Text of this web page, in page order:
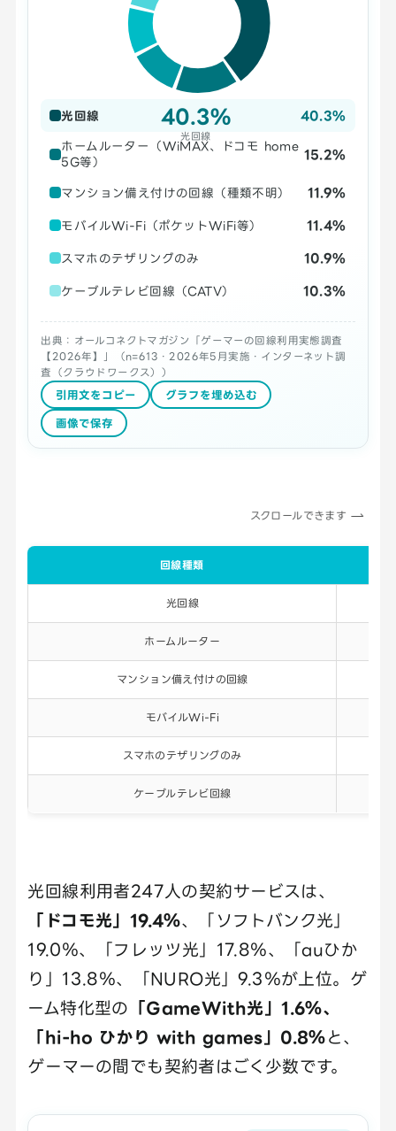
40.3%
光回線
光回線 40.3%
ホームルーター（WiMAX、ドコモ home
5G等）
15.2%
マンション備え付けの回線（種類不明） 11.9%
モバイルWi-Fi（ポケットWiFi等） 11.4%
スマホのテザリングのみ 10.9%
ケーブルテレビ回線（CATV） 10.3%
出典：オールコネクトマガジン「ゲーマーの回線利用実態調査
【2026年】」（n=613・2026年5月実施・インターネット調
査（クラウドワークス））
引用文をコピー グラフを埋め込む
画像で保存
スクロールできます
回線種類
光回線
ホームルーター
マンション備え付けの回線
モバイルWi-Fi
スマホのテザリングのみ
ケーブルテレビ回線
光回線利用者247人の契約サービスは、
「ドコモ光」19.4％、「ソフトバンク光」
19.0％、「フレッツ光」17.8％、「auひか
り」13.8％、「NURO光」9.3％が上位。ゲ
ーム特化型の 「GameWith光」1.6％、
「hi-ho ひかり with games」0.8％と、
ゲーマーの間でも契約者はごく少数です。